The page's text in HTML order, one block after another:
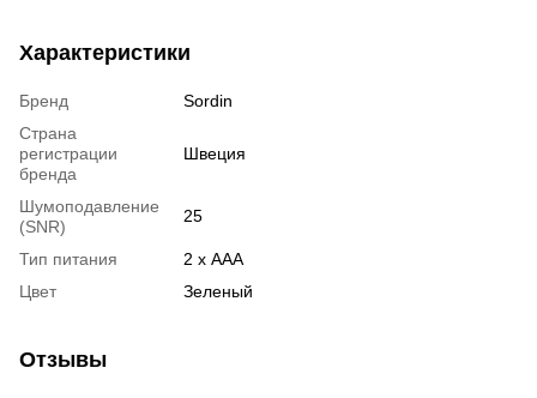
Характеристики
Бренд
Sordin
Страна
регистрации
бренда
Швеция
Шумоподавление
(SNR)
25
Тип питания
2 х AAA
Цвет
Зеленый
Отзывы